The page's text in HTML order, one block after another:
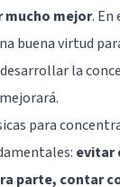
mucho mejor. En
buena virtud
la
para
evitar
parte, contar